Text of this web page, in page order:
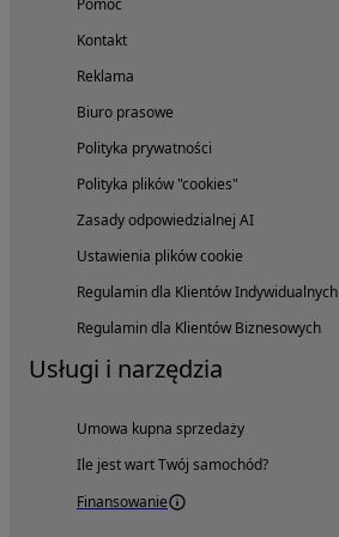
Pomoc
Kontakt
Reklama
Biuro prasowe
Polityka prywatności
Polityka plików "cookies"
Zasady odpowiedzialnej AI
Ustawienia plików cookie
Regulamin dla Klientów Indywidualnych
Regulamin dla Klientów Biznesowych
Usługi i narzędzia
Umowa kupna sprzedaży
Ile jest wart Twój samochód?
Finansowanie